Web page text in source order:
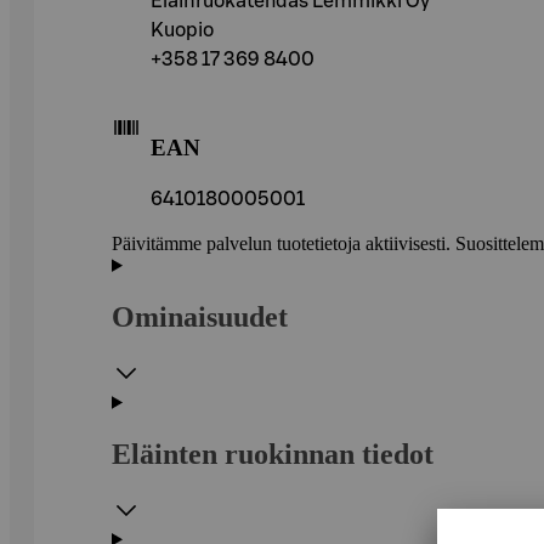
Kuopio
+358 17 369 8400
EAN
6410180005001
Päivitämme palvelun tuotetietoja aktiivisesti.
Ominaisuudet
Eläinten ruokinnan tiedot